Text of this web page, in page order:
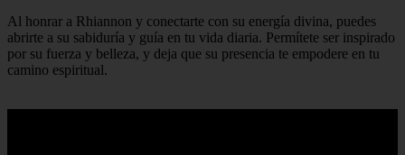
Al honrar a Rhiannon y conectarte con su energía divina, puedes
abrirte a su sabiduría y guía en tu vida diaria. Permítete ser inspirado
por su fuerza y belleza, y deja que su presencia te empodere en tu
camino espiritual.